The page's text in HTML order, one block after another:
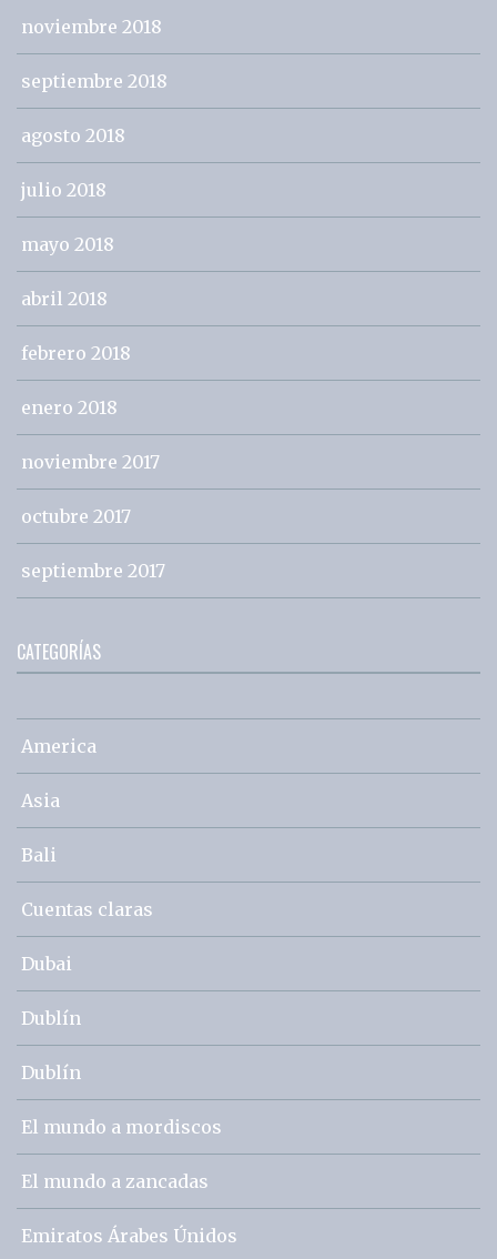
noviembre 2018
septiembre 2018
agosto 2018
julio 2018
mayo 2018
abril 2018
febrero 2018
enero 2018
noviembre 2017
octubre 2017
septiembre 2017
CATEGORÍAS
America
Asia
Bali
Cuentas claras
Dubai
Dublín
Dublín
El mundo a mordiscos
El mundo a zancadas
Emiratos Árabes Únidos